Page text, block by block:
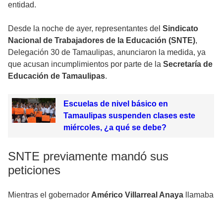
entidad.
Desde la noche de ayer, representantes del Sindicato
Nacional de Trabajadores de la Educación (SNTE),
Delegación 30 de Tamaulipas, anunciaron la medida, ya
que acusan incumplimientos por parte de la Secretaría de
Educación de Tamaulipas.
Escuelas de nivel básico en
Tamaulipas suspenden clases este
miércoles, ¿a qué se debe?
SNTE previamente mandó sus
peticiones
Mientras el gobernador Américo Villarreal Anaya llamaba